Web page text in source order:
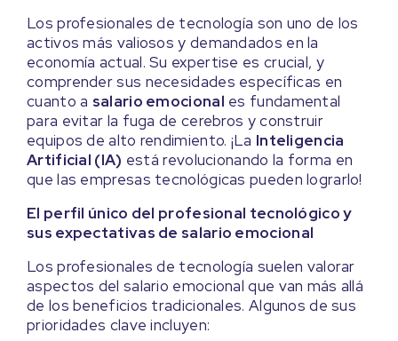
Los profesionales de tecnología son uno de los
activos más valiosos y demandados en la
economía actual. Su expertise es crucial, y
comprender sus necesidades específicas en
cuanto a salario emocional es fundamental
para evitar la fuga de cerebros y construir
equipos de alto rendimiento. ¡La Inteligencia
Artificial (IA) está revolucionando la forma en
que las empresas tecnológicas pueden lograrlo!
El perfil único del profesional tecnológico y
sus expectativas de salario emocional
Los profesionales de tecnología suelen valorar
aspectos del salario emocional que van más allá
de los beneficios tradicionales. Algunos de sus
prioridades clave incluyen: